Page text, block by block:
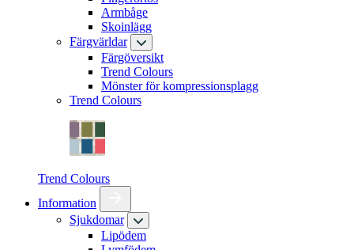
Armbåge
Skoinlägg
Färgvärldar
Färgöversikt
Trend Colours
Mönster för kompressionsplagg
Trend Colours
Trend Colours
Information
Sjukdomar
Lipödem